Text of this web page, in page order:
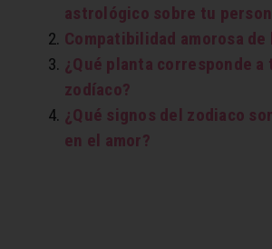
astrológico sobre tu
Compatibilidad amorosa de
¿Qué planta corresponde a
zodíaco?
¿Qué signos del zodiaco
en el amor?